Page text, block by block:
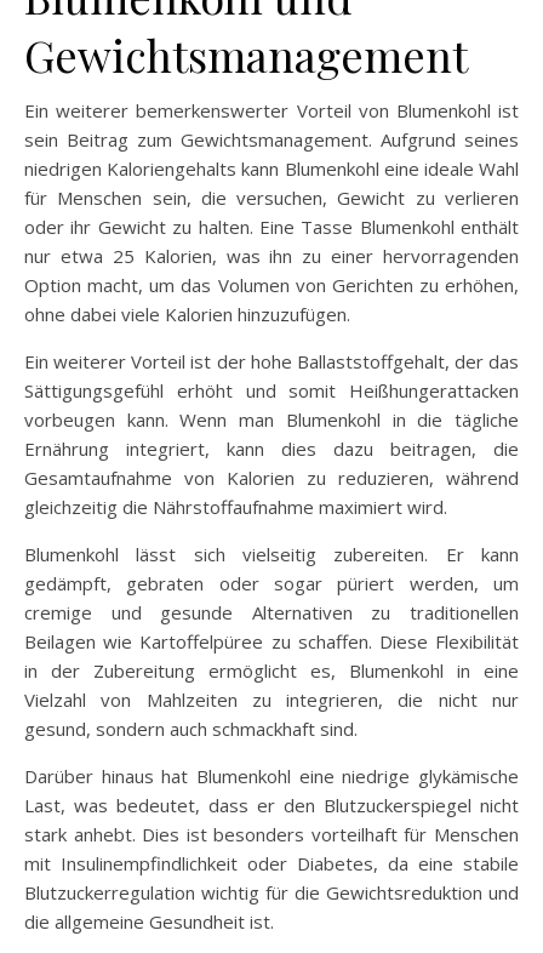
Gewichtsmanagement
Ein weiterer bemerkenswerter Vorteil von Blumenkohl ist
sein Beitrag zum Gewichtsmanagement. Aufgrund seines
niedrigen Kaloriengehalts kann Blumenkohl eine ideale Wahl
für Menschen sein, die versuchen, Gewicht zu verlieren
oder ihr Gewicht zu halten. Eine Tasse Blumenkohl enthält
nur etwa 25 Kalorien, was ihn zu einer hervorragenden
Option macht, um das Volumen von Gerichten zu erhöhen,
ohne dabei viele Kalorien hinzuzufügen.
Ein weiterer Vorteil ist der hohe Ballaststoffgehalt, der das
Sättigungsgefühl erhöht und somit Heißhungerattacken
vorbeugen kann. Wenn man Blumenkohl in die tägliche
Ernährung integriert, kann dies dazu beitragen, die
Gesamtaufnahme von Kalorien zu reduzieren, während
gleichzeitig die Nährstoffaufnahme maximiert wird.
Blumenkohl lässt sich vielseitig zubereiten. Er kann
gedämpft, gebraten oder sogar püriert werden, um
cremige und gesunde Alternativen zu traditionellen
Beilagen wie Kartoffelpüree zu schaffen. Diese Flexibilität
in der Zubereitung ermöglicht es, Blumenkohl in eine
Vielzahl von Mahlzeiten zu integrieren, die nicht nur
gesund, sondern auch schmackhaft sind.
Darüber hinaus hat Blumenkohl eine niedrige glykämische
Last, was bedeutet, dass er den Blutzuckerspiegel nicht
stark anhebt. Dies ist besonders vorteilhaft für Menschen
mit Insulinempfindlichkeit oder Diabetes, da eine stabile
Blutzuckerregulation wichtig für die Gewichtsreduktion und
die allgemeine Gesundheit ist.